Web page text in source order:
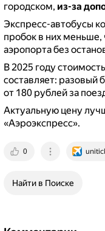
городском, из-за
Экспресс-автобусы
пробок в них
аэропорта без
В 2025 году
составляет: разовый
от 180 рублей за
Актуальную цену
«Аэроэкспресс».
0
Найти в Поиске